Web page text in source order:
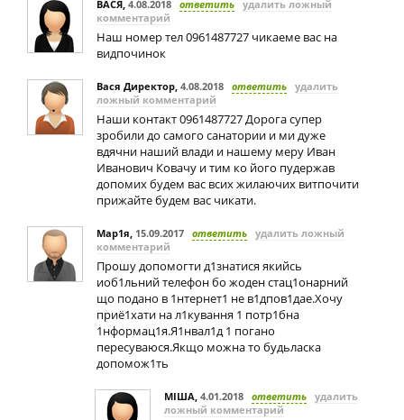
ВАСЯ, 4.08.2018 ответить удалить ложный
комментарий
Наш номер тел 0961487727 чикаеме вас на
видпочинок
Вася Директор, 4.08.2018 ответить удалить
ложный комментарий
Наши контакт 0961487727 Дорога супер
зробили до самого санатории и ми дуже
вдячни наший влади и нашему меру Иван
Иванович Ковачу и тим ко його пудержав
допомих будем вас всих жилаючих витпочити
прижайте будем вас чикати.
Мар1я, 15.09.2017 ответить удалить ложный
комментарий
Прошу допомогти д1знатися якийсь
иоб1льний телефон бо жоден стац1онарний
що подано в 1нтернет1 не в1дпов1дае.Хочу
приё1хати на л1кування 1 потр1бна
1нформац1я.Я1нвал1д 1 погано
пересуваюся.Якщо можна то будьласка
допомож1ть
МІША, 4.01.2018 ответить удалить
ложный комментарий